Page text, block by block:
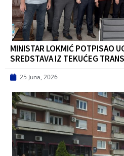
MINISTAR LOKMIĆ POTPISAO
SREDSTAVA IZ TEKUĆEG
25 Juna, 2026